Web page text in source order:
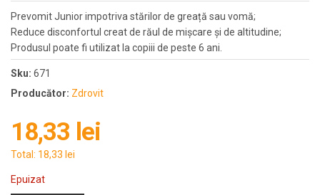
Prevomit Junior impotriva stărilor de greață sau vomă;
Reduce disconfortul creat de răul de mișcare și de altitudine;
Produsul poate fi utilizat la copiii de peste 6 ani.
Sku: 671
Producător: Zdrovit
18,33 lei
Total: 18,33 lei
Epuizat